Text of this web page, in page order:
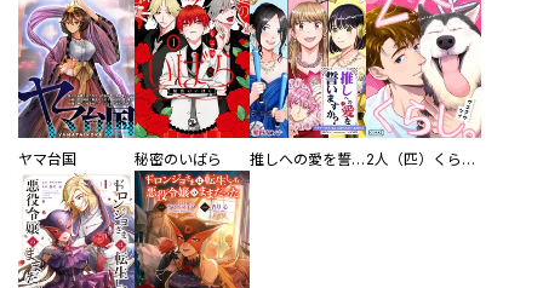
ヤマ台国 秘密のいばら 推しへの愛を誓いますか？～アラサー女子、推しは逃げぬが人生逃げる～ 2人（匹）くらし。